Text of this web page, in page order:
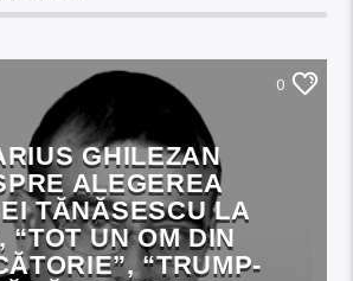
0
GHILEZAN
ALEGEREA
TĂNĂSESCU LA
“TOT UN OM DIN
“TRUMP-